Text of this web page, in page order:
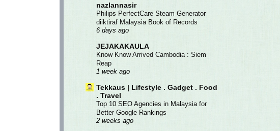
nazlannasir
Philips PerfectCare Steam Generator
diiktiraf Malaysia Book of Records
6 days ago
JEJAKAKAULA
Know Know Arrived Cambodia : Siem
Reap
1 week ago
Tekkaus | Lifestyle . Gadget . Food
. Travel
Top 10 SEO Agencies in Malaysia for
Better Google Rankings
2 weeks ago